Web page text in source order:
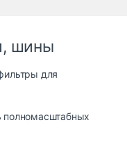
шины
для
полномасштабных